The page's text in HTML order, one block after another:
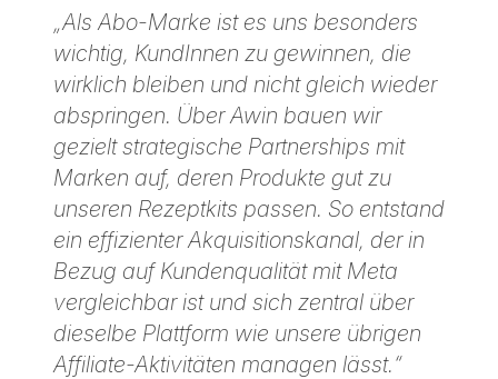
„Als Abo-Marke ist es uns besonders
wichtig, KundInnen zu gewinnen, die
wirklich bleiben und nicht gleich wieder
abspringen. Über Awin bauen wir
gezielt strategische Partnerships mit
Marken auf, deren Produkte gut zu
unseren Rezeptkits passen. So entstand
ein effizienter Akquisitionskanal, der in
Bezug auf Kundenqualität mit Meta
vergleichbar ist und sich zentral über
dieselbe Plattform wie unsere übrigen
Affiliate-Aktivitäten managen lässt.“